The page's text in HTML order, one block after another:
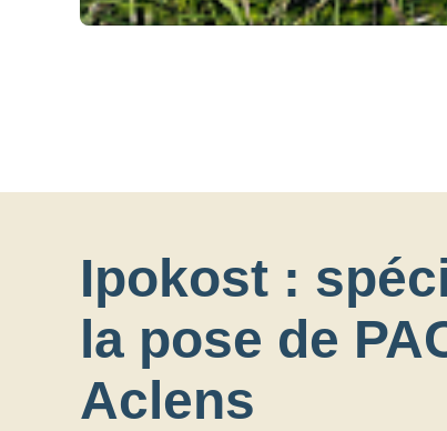
Ipokost :
la pose de
Aclens